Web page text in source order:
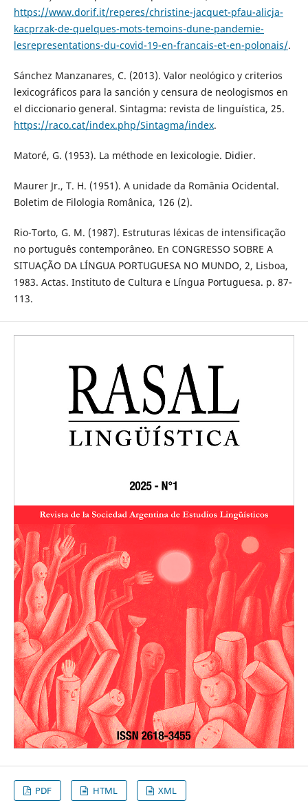
https://www.dorif.it/reperes/christine-jacquet-pfau-alicja-
kacprzak-de-quelques-mots-temoins-dune-pandemie-
lesrepresentations-du-covid-19-en-francais-et-en-polonais/.
Sánchez Manzanares, C. (2013). Valor neológico y criterios
lexicográficos para la sanción y censura de neologismos en
el diccionario general. Sintagma: revista de linguística, 25.
https://raco.cat/index.php/Sintagma/index.
Matoré, G. (1953). La méthode en lexicologie. Didier.
Maurer Jr., T. H. (1951). A unidade da România Ocidental.
Boletim de Filologia Românica, 126 (2).
Rio-Torto, G. M. (1987). Estruturas léxicas de intensificação
no português contemporâneo. En CONGRESSO SOBRE A
SITUAÇÃO DA LÍNGUA PORTUGUESA NO MUNDO, 2, Lisboa,
1983. Actas. Instituto de Cultura e Língua Portuguesa. p. 87-
113.
PDF HTML XML